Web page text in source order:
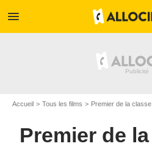
menu
Accueil Tous les films Premier de la classe
Premier de